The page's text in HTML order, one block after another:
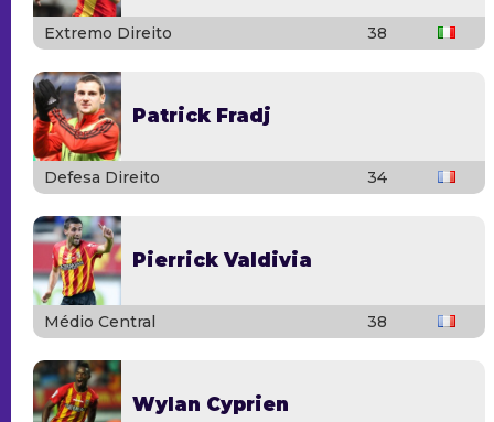
Extremo Direito 38
Patrick Fradj
Defesa Direito 34
Pierrick Valdivia
Médio Central 38
Wylan Cyprien